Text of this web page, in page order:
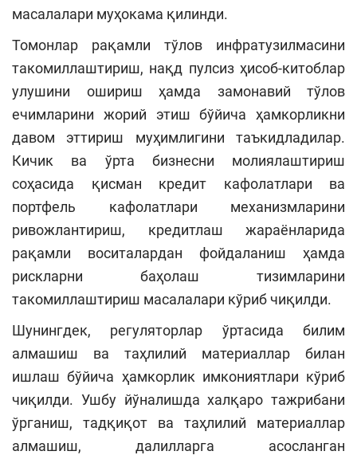
масалалари муҳокама қилинди.
Томонлар рақамли тўлов инфратузилмасини
такомиллаштириш, нақд пулсиз ҳисоб-китоблар
улушини ошириш ҳамда замонавий тўлов
ечимларини жорий этиш бўйича ҳамкорликни
давом эттириш муҳимлигини таъкидладилар.
Кичик ва ўрта бизнесни молиялаштириш
соҳасида қисман кредит кафолатлари ва
портфель кафолатлари механизмларини
ривожлантириш, кредитлаш жараёнларида
рақамли воситалардан фойдаланиш ҳамда
рискларни баҳолаш тизимларини
такомиллаштириш масалалари кўриб чиқилди.
Шунингдек, регуляторлар ўртасида билим
алмашиш ва таҳлилий материаллар билан
ишлаш бўйича ҳамкорлик имкониятлари кўриб
чиқилди. Ушбу йўналишда халқаро тажрибани
ўрганиш, тадқиқот ва таҳлилий материаллар
алмашиш, далилларга асосланган